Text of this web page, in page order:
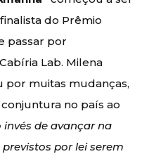
do Prêmio
passar por
Lab. Milena
por muitas mudanças,
no país ao
invés de avançar na
por lei serem